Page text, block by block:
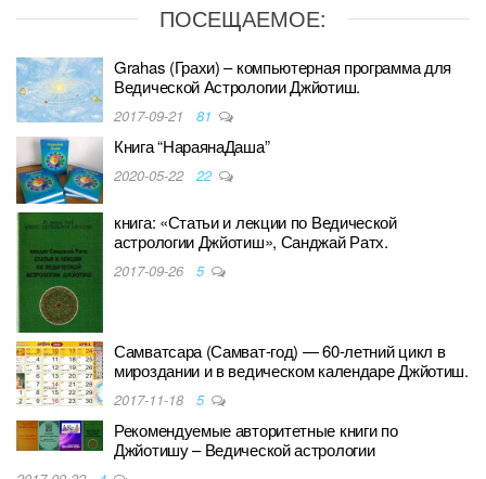
ПОСЕЩАЕМОЕ:
Grahas (Грахи) – компьютерная программа для
Ведической Астрологии Джйотиш.
2017-09-21 81
Книга “НараянаДаша”
2020-05-22 22
книга: «Статьи и лекции по Ведической
астрологии Джйотиш», Санджай Ратх.
2017-09-26 5
Самватсара (Самват-год) — 60-летний цикл в
мироздании и в ведическом календаре Джйотиш.
2017-11-18 5
Рекомендуемые авторитетные книги по
Джйотишу – Ведической астрологии